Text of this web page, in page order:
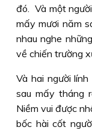
đó. Và một
mấy mươi năm
nhau nghe
về chiến trường
Và hai người
sau mấy tháng
Niềm vui được
bốc hài cốt